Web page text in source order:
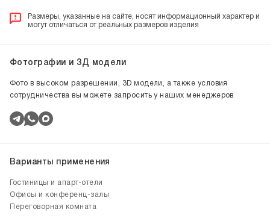
Размеры, указанные на сайте, носят информационный характер и
могут отличаться от реальных размеров изделия
Фотографии и 3Д модели
Фото в высоком разрешении, 3D модели, а также условия
сотрудничества вы можете запросить у наших менеджеров
Варианты применения
Гостиницы и апарт-отели
Офисы и конференц-залы
Переговорная комната